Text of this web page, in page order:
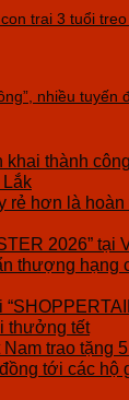
trai 3 tuổi
nhiều tuyến
khai thành
rẻ hơn là
2026” tại
thượng hạng
thưởng tết
trao tặng
tới các hộ